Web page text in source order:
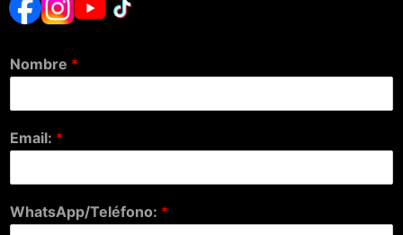
Nombre *
Email: *
WhatsApp/Teléfono: *